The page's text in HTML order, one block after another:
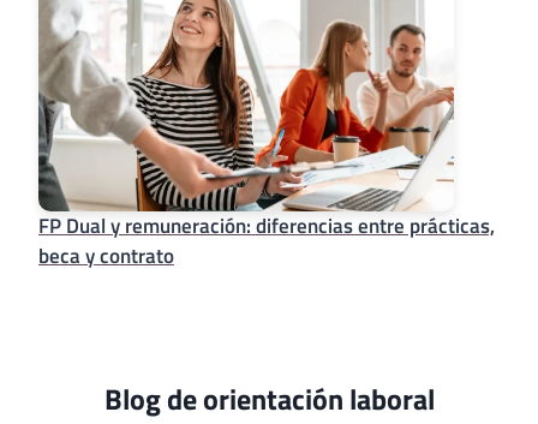
FP Dual y remuneración: diferencias entre prácticas,
beca y contrato
Blog de orientación laboral